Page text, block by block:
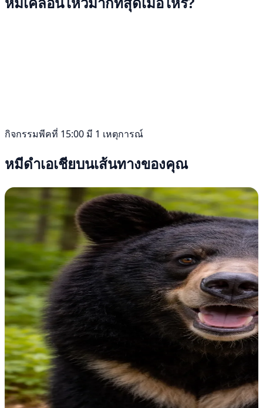
กิจกรรมพีคที่ 15:00 มี 1 เหตุการณ์
หมีดำเอเชียบนเส้นทางของคุณ